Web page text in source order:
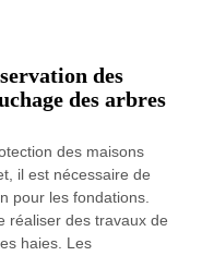
des
des arbres
des maisons
il est nécessaire de
pour les fondations.
réaliser des travaux de
haies. Les